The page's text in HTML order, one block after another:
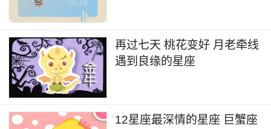
再过七天 桃花变好 月老牵线
遇到良缘的星座
12星座最深情的星座 巨蟹座